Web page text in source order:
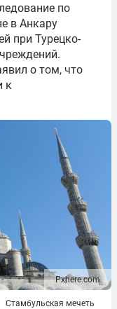
по
в Анкару
при Турецко-
о том, что
к
Pxhere.com
Стамбульская мечеть